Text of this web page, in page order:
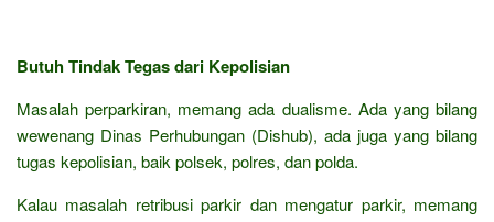
Butuh Tindak Tegas dari Kepolisian
Masalah perparkiran, memang ada dualisme. Ada yang bilang
wewenang Dinas Perhubungan (Dishub), ada juga yang bilang
tugas kepolisian, baik polsek, polres, dan polda.
Kalau masalah retribusi parkir dan mengatur parkir, memang